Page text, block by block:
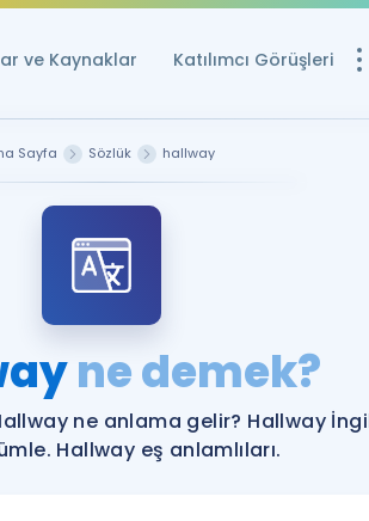
ve Kaynaklar Katılımcı Görüşleri
YDS ve YÖKDİL
Rehberlik Aracı
YDS ve YÖKDİL'e
Tüm ÖSYM
Sayfa Sözlük hallway
ne demek?
ne anlama gelir? Hallway
Hallway eş anlamlıları.